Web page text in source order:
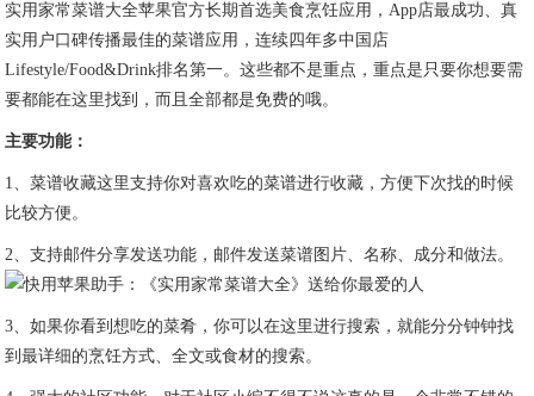
实用家常菜谱大全苹果官方长期首选美食烹饪应用，App店最成功、真
实用户口碑传播最佳的菜谱应用，连续四年多中国店
Lifestyle/Food&Drink排名第一。这些都不是重点，重点是只要你想要需
要都能在这里找到，而且全部都是免费的哦。
主要功能：
1、菜谱收藏这里支持你对喜欢吃的菜谱进行收藏，方便下次找的时候
比较方便。
2、支持邮件分享发送功能，邮件发送菜谱图片、名称、成分和做法。
3、如果你看到想吃的菜肴，你可以在这里进行搜索，就能分分钟钟找
到最详细的烹饪方式、全文或食材的搜索。